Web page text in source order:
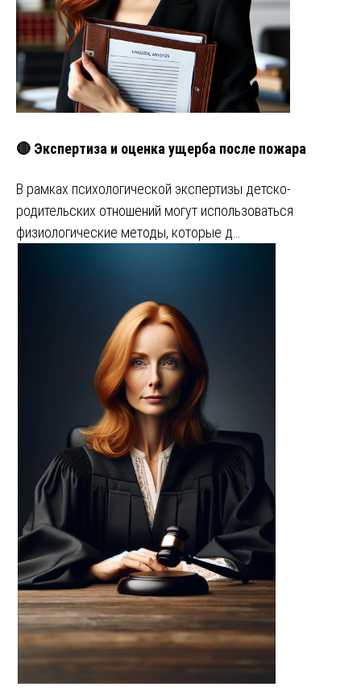
🔴 Экспертиза и оценка ущерба после пожара
В рамках психологической экспертизы детско-
родительских отношений могут использоваться
физиологические методы, которые д…